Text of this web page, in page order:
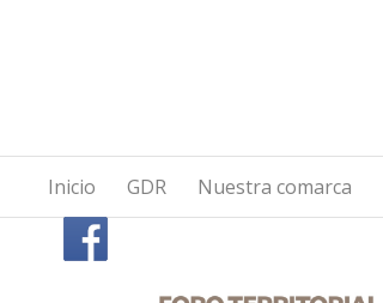
Inicio GDR Nuestra comarca